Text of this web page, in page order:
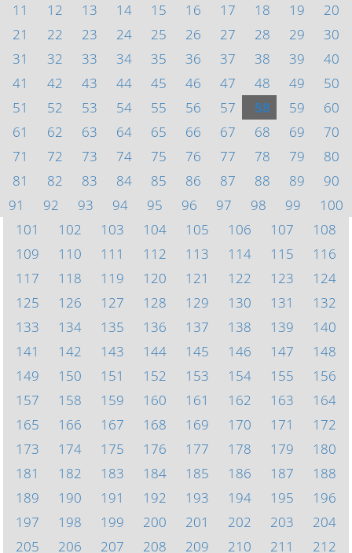
11
12 13 14 15 16 17 18 19
20
21
22 23 24 25 26 27 28 29
30
31
32 33 34 35 36 37 38 39
40
41
42 43 44 45 46 47 48 49
50
51
52 53 54 55 56 57 58 59
60
61
62 63 64 65 66 67 68 69
70
71
72 73 74 75 76 77 78 79
80
81
82 83 84 85 86 87 88 89
90
91
92 93 94 95 96 97 98 99
100
101
102 103 104 105 106 107
108
109
110 111 112 113 114 115
116
117
118 119 120 121 122 123
124
125
126 127 128 129 130 131
132
133
134 135 136 137 138 139
140
141
142 143 144 145 146 147
148
149
150 151 152 153 154 155
156
157
158 159 160 161 162 163
164
165
166 167 168 169 170 171
172
173
174 175 176 177 178 179
180
181
182 183 184 185 186 187
188
189
190 191 192 193 194 195
196
197
198 199 200 201 202 203
204
205
206 207 208 209 210 211 212